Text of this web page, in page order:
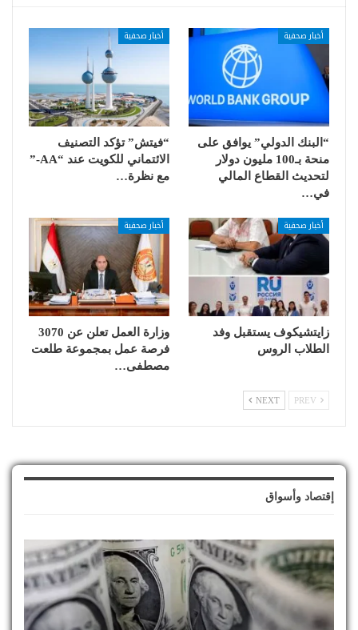
أخبار صحفية
“البنك الدولي” يوافق على
منحة بـ100 مليون دولار
لتحديث القطاع المالي
في…
أخبار صحفية
“فيتش” تؤكد التصنيف
الائتماني للكويت عند “AA-”
مع نظرة…
أخبار صحفية
زايتشيكوف يستقبل وفد
الطلاب الروس
أخبار صحفية
وزارة العمل تعلن عن 3070
فرصة عمل بمجموعة طلعت
مصطفى…
NEXT
إقتصاد وأسواق